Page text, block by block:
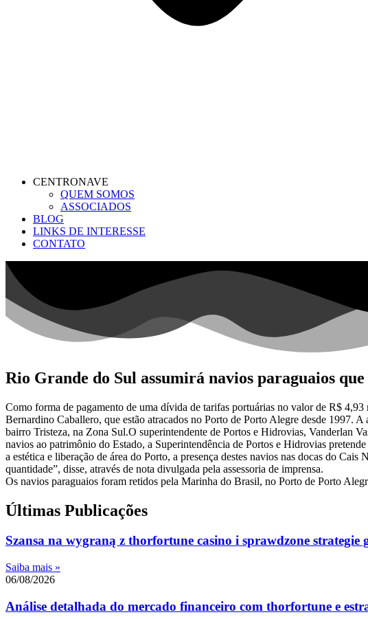
CENTRONAVE
QUEM SOMOS
ASSOCIADOS
BLOG
LINKS DE INTERESSE
CONTATO
Rio Grande do Sul assumirá navios paraguaios
Como forma de pagamento de uma dívida de tarifas portuárias no valor de R$
Bernardino Caballero, que estão atracados no Porto de Porto Alegre desde 1997.
bairro Tristeza, na Zona Sul.O superintendente de Portos e Hidrovias, Vanderlan
navios ao patrimônio do Estado, a Superintendência de Portos e Hidrovias
a estética e liberação de área do Porto, a presença destes navios nas docas do
quantidade”, disse, através de nota divulgada pela assessoria de imprensa.
Os navios paraguaios foram retidos pela Marinha do Brasil, no Porto de Porto
Últimas Publicações
Szansa na wygraną z thorfortune casino i sprawdzone strategie
Saiba mais »
06/08/2026
Análise detalhada do mercado financeiro com thorfortune e